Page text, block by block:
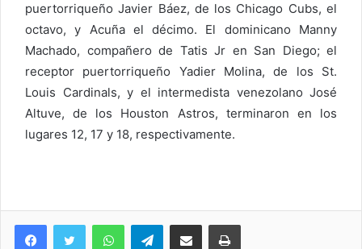
puertorriqueño Javier Báez, de los Chicago Cubs, el
octavo, y Acuña el décimo. El dominicano Manny
Machado, compañero de Tatis Jr en San Diego; el
receptor puertorriqueño Yadier Molina, de los St.
Louis Cardinals, y el intermedista venezolano José
Altuve, de los Houston Astros, terminaron en los
lugares 12, 17 y 18, respectivamente.
WhatsAppTelegramCompartir via Email Imprimi